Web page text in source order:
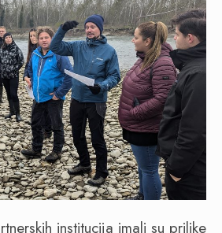
institucija imali su prilike